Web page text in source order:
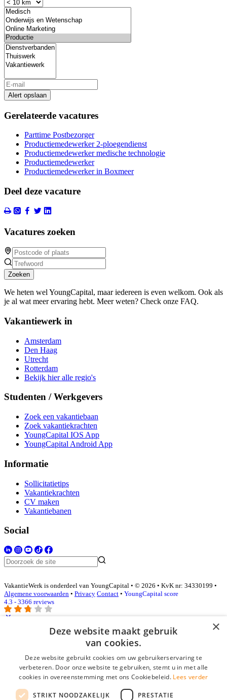
Alert opslaan
Gerelateerde vacatures
Parttime Postbezorger
Productiemedewerker 2-ploegendienst
Productiemedewerker medische technologie
Productiemedewerker
Productiemedewerker in Boxmeer
Deel deze vacature
Vacatures zoeken
Zoeken
We heten wel YoungCapital, maar iedereen is even welkom. Ook als
je al wat meer ervaring hebt. Meer weten? Check onze FAQ.
Vakantiewerk in
Amsterdam
Den Haag
Utrecht
Rotterdam
Bekijk hier alle regio's
Studenten / Werkgevers
Zoek een vakantiebaan
Zoek vakantiekrachten
YoungCapital IOS App
YoungCapital Android App
Informatie
Sollicitatietips
Vakantiekrachten
CV maken
Vakantiebanen
Social
VakantieWerk is onderdeel van YoungCapital • © 2026 • KvK nr: 34330199 •
Algemene voorwaarden • Privacy Contact • YoungCapital score
4.3 - 3366 reviews
Inloggen als bedrijf
E-mail*
Wachtwoord
×
Deze website maakt gebruik
van cookies.
Deze website gebruikt cookies om uw gebruikerservaring te
verbeteren. Door onze website te gebruiken, stemt u in met alle
cookies in overeenstemming met ons Cookiebeleid. Lees verder
STRIKT NOODZAKELIJK PRESTATIE